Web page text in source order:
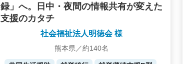
録」へ。日中・夜間の情報共有が変えた
支援のカタチ
社会福祉法人明徳会 様
熊本県／約140名